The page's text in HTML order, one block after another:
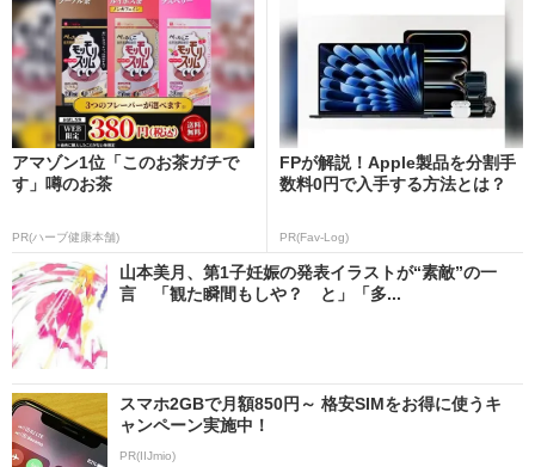
アマゾン1位「このお茶ガチで
す」噂のお茶
PR(ハーブ健康本舗)
FPが解説！Apple製品を分割手
数料0円で入手する方法とは？
PR(Fav-Log)
山本美月、第1子妊娠の発表イラストが“素敵”の一
言 「観た瞬間もしや？ と」「多...
スマホ2GBで月額850円～ 格安SIMをお得に使うキ
ャンペーン実施中！
PR(IIJmio)